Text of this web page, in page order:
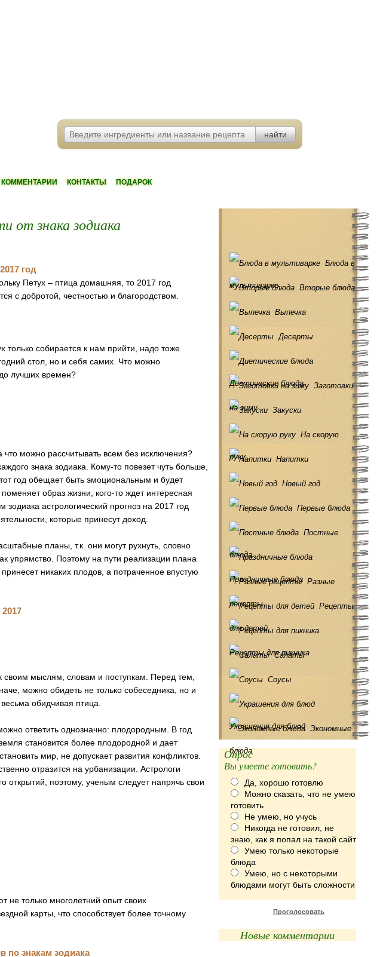
КОММЕНТАРИИ КОНТАКТЫ ПОДАРОК
от знака зодиака
Петух – птица домашняя, то 2017 год
с добротой, честностью и благородством.
только собирается к нам прийти, надо тоже
стол, но и себя самих. Что можно
лучших времен?
что можно рассчитывать всем без исключения?
знака зодиака. Кому-то повезет чуть больше,
год обещает быть эмоциональным и будет
образ жизни, кого-то ждет интересная
астрологический прогноз на 2017 год
которые принесут доход.
планы, т.к. они могут рухнуть, словно
упрямство. Поэтому на пути реализации плана
никаких плодов, а потраченное впустую
своим мыслям, словам и поступкам. Перед тем,
можно обидеть не только собеседника, но и
обидчивая птица.
ответить однозначно: плодородным. В год
становится более плодородной и дает
мир, не допускает развития конфликтов.
отразится на урбанизации. Астрологи
открытий, поэтому, ученым следует напрячь свои
не только многолетний опыт своих
карты, что способствует более точному
Блюда в
мультиварке Вторые блюда
Выпечка
Десерты
Диетические блюда Заготовки
на зиму Закуски
На скорую
руку Напитки
Новый год
Первые блюда
Постные
блюда
Праздничные блюда Разные
рецепты Рецепты
для детей
Рецепты для пикника
Салаты
Соусы
Украшения для блюд Экономные
блюда
Опрос
Вы умеете готовить?
Да, хорошо готовлю
Можно сказать, что не умею
готовить
Не умею, но учусь
Никогда не готовил, не
знаю, как я попал на такой сайт
Умею только некоторые
блюда
Умею, но с некоторыми
блюдами могут быть сложности
Проголосовать
Новые комментарии